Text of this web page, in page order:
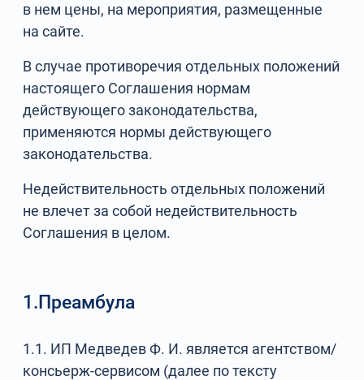
в нем цены, на мероприятия, размещенные
на сайте.
В случае противоречия отдельных положений
настоящего Соглашения нормам
действующего законодательства,
применяются нормы действующего
законодательства.
Недействительность отдельных положений
не влечет за собой недействительность
Соглашения в целом.
1.Преамбула
1.1. ИП Медведев Ф. И. является агентством/
консьерж-сервисом (далее по тексту